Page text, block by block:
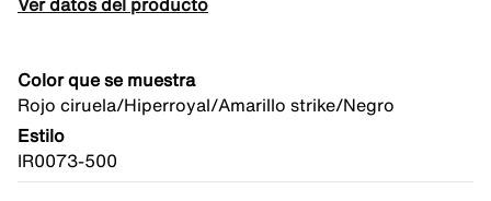
Color que se muestra
Rojo ciruela/Hiperroyal/Amarillo strike/Negro
Estilo
IR0073-500